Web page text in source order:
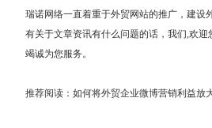
瑞诺网络一直着重于外贸网站的推广，建设
有关于文章资讯有什么问题的话，我们,欢迎
竭诚为您服务。
推荐阅读：如何将外贸企业微博营销利益放